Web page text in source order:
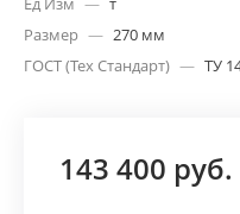
Размер — 270 мм
ГОСТ (Тех Стандарт) — ТУ
143 400 руб.